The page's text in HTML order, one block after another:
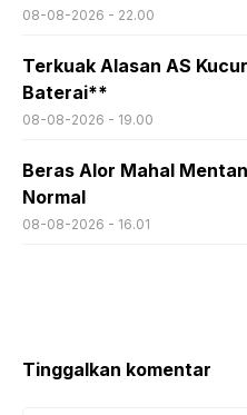
08-08-2026 - 22.00
Terkuak Alasan AS
Baterai**
08-08-2026 - 19.00
Beras Alor Mahal
Normal
08-08-2026 - 16.01
Tinggalkan komentar